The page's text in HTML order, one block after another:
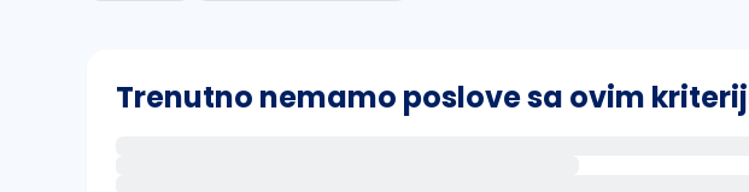
Trenutno nemamo poslove sa ovim